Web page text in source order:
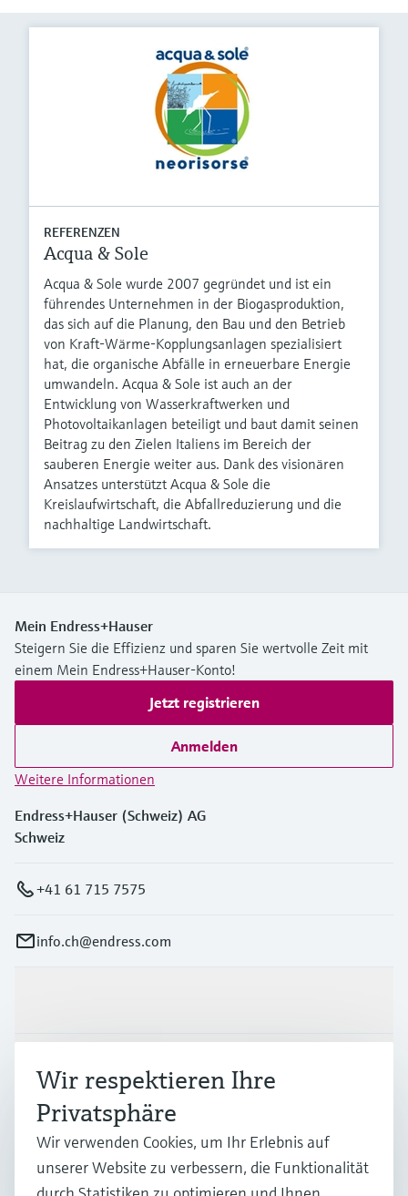
REFERENZEN
Acqua & Sole
Acqua & Sole wurde 2007 gegründet und ist ein
führendes Unternehmen in der Biogasproduktion,
das sich auf die Planung, den Bau und den Betrieb
von Kraft-Wärme-Kopplungsanlagen spezialisiert
hat, die organische Abfälle in erneuerbare Energie
umwandeln. Acqua & Sole ist auch an der
Entwicklung von Wasserkraftwerken und
Photovoltaikanlagen beteiligt und baut damit seinen
Beitrag zu den Zielen Italiens im Bereich der
sauberen Energie weiter aus. Dank des visionären
Ansatzes unterstützt Acqua & Sole die
Kreislaufwirtschaft, die Abfallreduzierung und die
nachhaltige Landwirtschaft.
Mein Endress+Hauser
Steigern Sie die Effizienz und sparen Sie wertvolle Zeit mit
einem Mein Endress+Hauser-Konto!
Jetzt registrieren
Anmelden
Weitere Informationen
Endress+Hauser (Schweiz) AG
Schweiz
+41 61 715 7575
info.ch@endress.com
Branchen
Support
Wir respektieren Ihre
Privatsphäre
Wir verwenden Cookies, um Ihr Erlebnis auf
unserer Website zu verbessern, die Funktionalität